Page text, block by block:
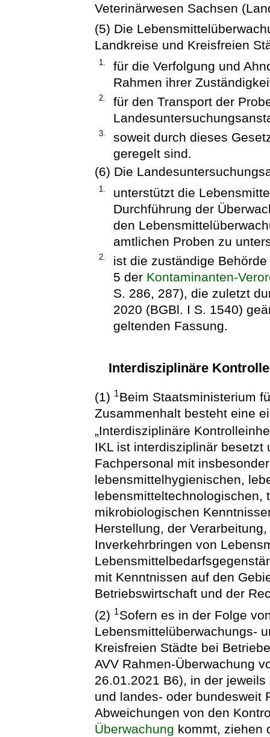
Veterinärwesen Sachsen
(5) Die
Landkreise und Kreisfreien
1.
für die Verfolgung und
Rahmen ihrer
2.
für den Transport der
3.
soweit durch dieses
geregelt sind.
(6) Die
1.
unterstützt die
Durchführung der
den
amtlichen Proben zu
2.
ist die zuständige
5 der Kontaminanten-
S. 286, 287), die zuletzt
2020 (BGBl. I S. 1540)
geltenden Fassung.
Interdisziplinäre
(1) 1Beim Staatsministerium
Zusammenhalt besteht eine
„Interdisziplinäre
IKL ist interdisziplinär
Fachpersonal mit
lebensmittelhygienischen,
lebensmitteltechnologischen,
mikrobiologischen
Herstellung, der
Inverkehrbringen von
mit Kenntnissen auf den
Betriebswirtschaft und der
(2) 1Sofern es in der Folge
Lebensmittelüberwachungs-
Kreisfreien Städte bei
AVV Rahmen-Überwachung
26.01.2021 B6), in der
und landes- oder bundesweit
Abweichungen von den
Überwachung kommt, ziehen